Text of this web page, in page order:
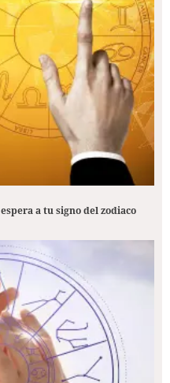
a tu signo del zodiaco